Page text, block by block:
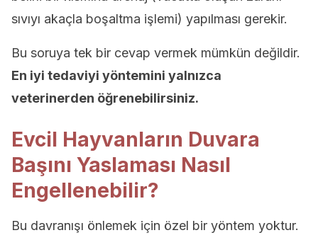
sıvıyı akaçla boşaltma işlemi) yapılması gerekir.
Bu soruya tek bir cevap vermek mümkün değildir.
En iyi tedaviyi yöntemini yalnızca
veterinerden öğrenebilirsiniz.
Evcil Hayvanların Duvara
Başını Yaslaması Nasıl
Engellenebilir?
Bu davranışı önlemek için özel bir yöntem yoktur.